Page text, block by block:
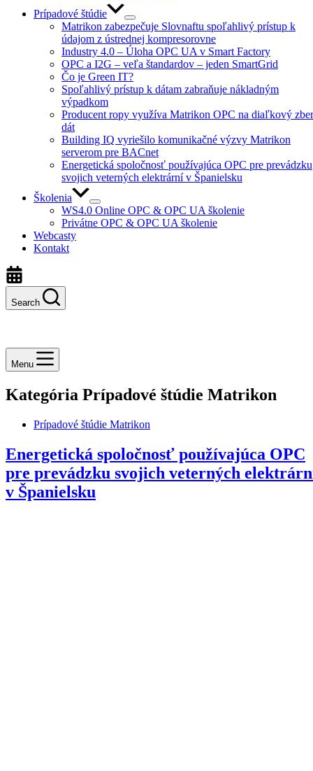
Prípadové štúdie
Matrikon zabezpečuje Slovnaftu spoľahlivý prístup k
údajom z ústrednej kompresorovne
Industry 4.0 – Úloha OPC UA v Smart Factory
OPC a I2G – veľa štandardov – jeden SmartGrid
Čo je Green IT?
Spoľahlivý prístup k dátam zabraňuje nákladným
výpadkom
Producent ropy využíva Matrikon OPC na diaľkový zber
dát
Building IQ vyriešilo komunikačné výzvy Matrikon
serverom pre BACnet
Energetická spoločnosť používajúca OPC pre prevádzku
svojich veterných elektrární v Španielsku
Školenia
WS4.0 Online OPC & OPC UA školenie
Privátne OPC & OPC UA školenie
Webcasty
Kontakt
Search
Menu
Kategória Prípadové štúdie Matrikon
Prípadové štúdie Matrikon
Energetická spoločnosť používajúca OPC
pre prevádzku svojich veterných
v Španielsku